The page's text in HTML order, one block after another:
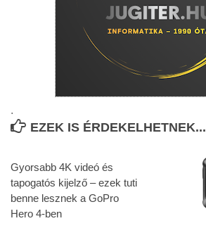
.
EZEK IS ÉRDEKELHETNEK...
Gyorsabb 4K videó és
tapogatós kijelző – ezek tuti
benne lesznek a GoPro
Hero 4-ben